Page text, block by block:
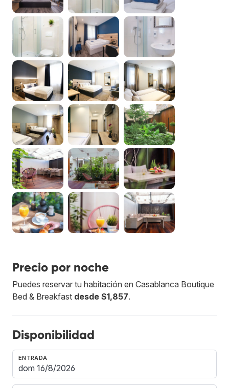
Precio por noche
Puedes reservar tu habitación en Casablanca Boutique
Bed & Breakfast desde $1,857.
Disponibilidad
ENTRADA